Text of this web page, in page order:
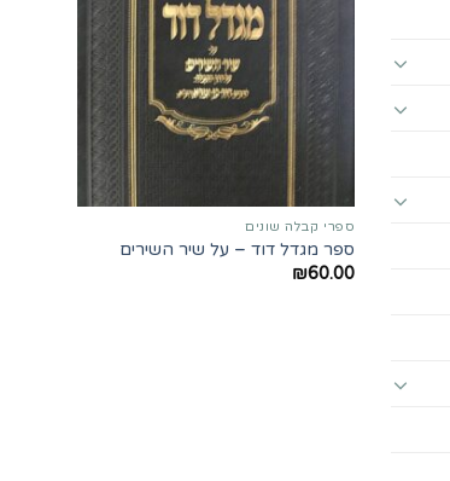
ספרי קבלה שונים
ספר מגדל דוד – על שיר השירים
₪60.00